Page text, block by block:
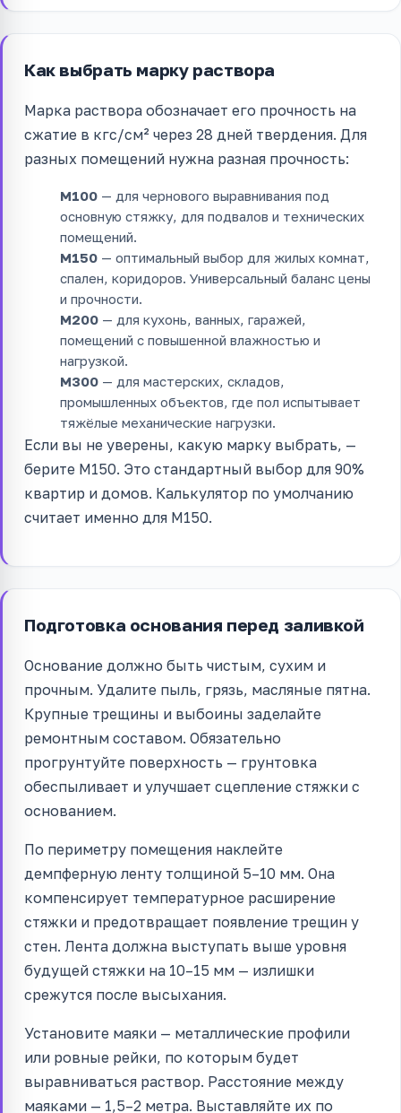
Как выбрать марку раствора
Марка раствора обозначает его прочность на
сжатие в кгс/см² через 28 дней твердения. Для
разных помещений нужна разная прочность:
М100 — для чернового выравнивания под
основную стяжку, для подвалов и технических
помещений.
М150 — оптимальный выбор для жилых комнат,
спален, коридоров. Универсальный баланс цены
и прочности.
М200 — для кухонь, ванных, гаражей,
помещений с повышенной влажностью и
нагрузкой.
М300 — для мастерских, складов,
промышленных объектов, где пол испытывает
тяжёлые механические нагрузки.
Если вы не уверены, какую марку выбрать, —
берите М150. Это стандартный выбор для 90%
квартир и домов. Калькулятор по умолчанию
считает именно для М150.
Подготовка основания перед заливкой
Основание должно быть чистым, сухим и
прочным. Удалите пыль, грязь, масляные пятна.
Крупные трещины и выбоины заделайте
ремонтным составом. Обязательно
прогрунтуйте поверхность — грунтовка
обеспыливает и улучшает сцепление стяжки с
основанием.
По периметру помещения наклейте
демпферную ленту толщиной 5–10 мм. Она
компенсирует температурное расширение
стяжки и предотвращает появление трещин у
стен. Лента должна выступать выше уровня
будущей стяжки на 10–15 мм — излишки
срежутся после высыхания.
Установите маяки — металлические профили
или ровные рейки, по которым будет
выравниваться раствор. Расстояние между
маяками — 1,5–2 метра. Выставляйте их по